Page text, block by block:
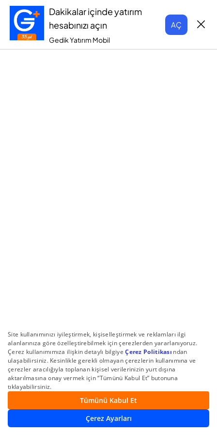
Dakikalar içinde yatırım
hesabınızı açın
Gedik Yatırım Mobil
AÇ